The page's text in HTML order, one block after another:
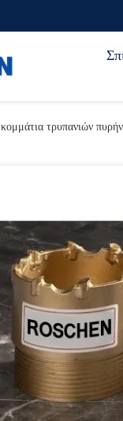
κομμάτια τρυπανιών